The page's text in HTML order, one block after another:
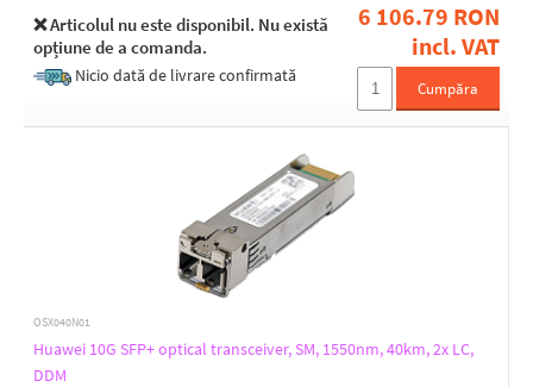
❌ Articolul nu este disponibil. Nu există
opțiune de a comanda.
Nicio dată de livrare confirmată
6 106.79 RON
incl. VAT
Cumpăra
OSX040N01
Huawei 10G SFP+ optical transceiver, SM, 1550nm, 40km, 2x LC,
DDM